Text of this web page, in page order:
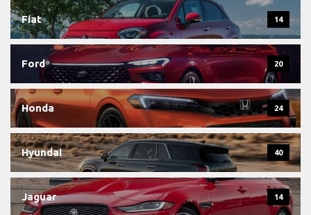
Fiat 14
Ford 20
Honda 24
Hyundai 40
Jaguar 14